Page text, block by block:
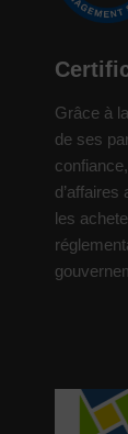
Grâce à
de ses
les